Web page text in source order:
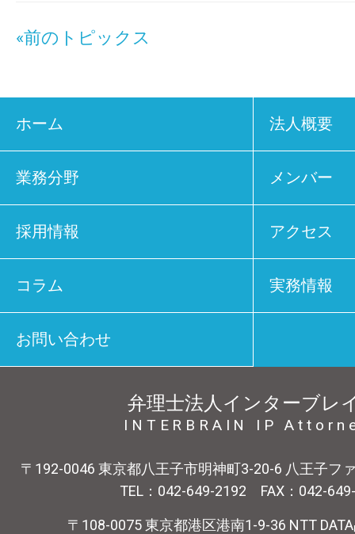
«前のトピックス
ホーム 法人概要
業務分野 メンバー
採用情報 アクセス
コラム 実務情報
お問い合わせ
弁理士法人インターブレ
INTERBRAIN IP
〒192-0046 東京都八王子市明神町3-20-6 八王子フ
TEL：042-649-2192 FAX：042-
〒108-0075 東京都港区港南1-9-36 NTT